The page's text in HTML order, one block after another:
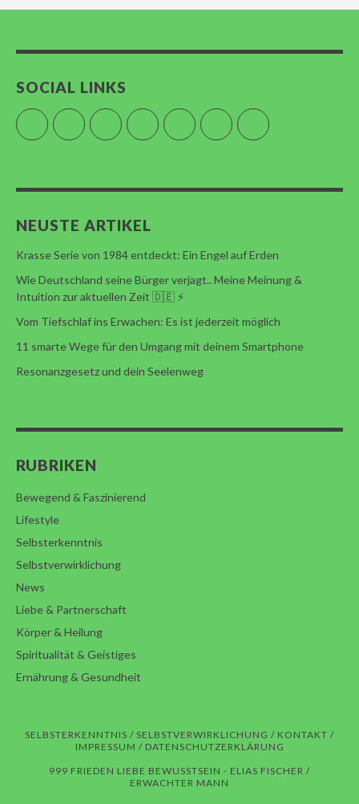
SOCIAL LINKS
TwitterFacebookGoogle+InstagramYouTubeSoundcloudRSS Feed
NEUSTE ARTIKEL
Krasse Serie von 1984 entdeckt: Ein Engel auf Erden
Wie Deutschland seine Bürger verjagt.. Meine Meinung &
Intuition zur aktuellen Zeit 🇩🇪 ⚡️
Vom Tiefschlaf ins Erwachen: Es ist jederzeit möglich
11 smarte Wege für den Umgang mit deinem Smartphone
Resonanzgesetz und dein Seelenweg
RUBRIKEN
Bewegend & Faszinierend
Lifestyle
Selbsterkenntnis
Selbstverwirklichung
News
Liebe & Partnerschaft
Körper & Heilung
Spiritualität & Geistiges
Ernährung & Gesundheit
SELBSTERKENNTNIS / SELBSTVERWIRKLICHUNG / KONTAKT /
IMPRESSUM / DATENSCHUTZERKLÄRUNG
999 FRIEDEN LIEBE BEWUSSTSEIN - ELIAS FISCHER /
ERWACHTER MANN